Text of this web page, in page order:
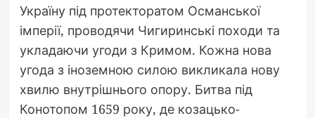
Україну під протекторатом Османської
імперії, проводячи Чигиринські походи та
укладаючи угоди з Кримом. Кожна нова
угода з іноземною силою викликала нову
хвилю внутрішнього опору. Битва під
Конотопом 1659 року, де козацько-